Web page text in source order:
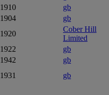
1910
gb
1904
gb
1920
Cober Hill
Limited
1922
gb
1942
gb
1931 gb